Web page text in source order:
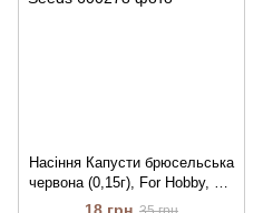
Насіння Капусти брюсельська
червона (0,15г), For Hobby, TM
GL Seeds